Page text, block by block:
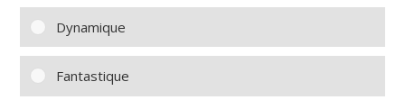
Dynamique
Fantastique